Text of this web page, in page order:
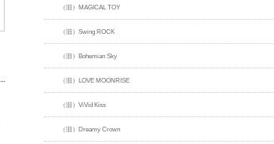
（旧）MAGICAL TOY
（旧）Swing ROCK
（旧）Bohemian Sky
（旧）LOVE MOONRISE
（旧）ViVid Kiss
（旧）Dreamy Crown